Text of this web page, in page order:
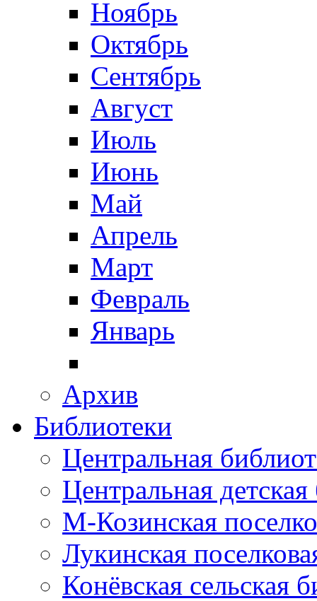
Ноябрь
Октябрь
Сентябрь
Август
Июль
Июнь
Май
Апрель
Март
Февраль
Январь
Архив
Библиотеки
Центральная
Центральная
М-Козинская
Лукинская
Конёвская сельская